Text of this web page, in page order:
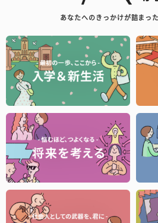
あなたへのきっかけが詰まっ